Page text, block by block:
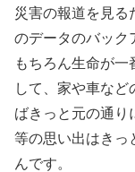
災害の報道を見る
のデータのバック
もちろん生命が一
して、家や車な
ばきっと元の通り
等の思い出はきっ
んです。